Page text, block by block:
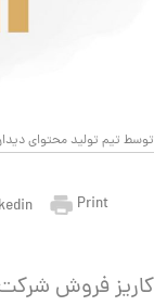
توسط تیم تولید محتوای
Print
کاریز فروش